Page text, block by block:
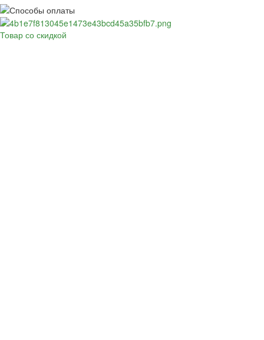
Товар со скидкой